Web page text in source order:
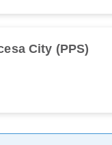
City (PPS)